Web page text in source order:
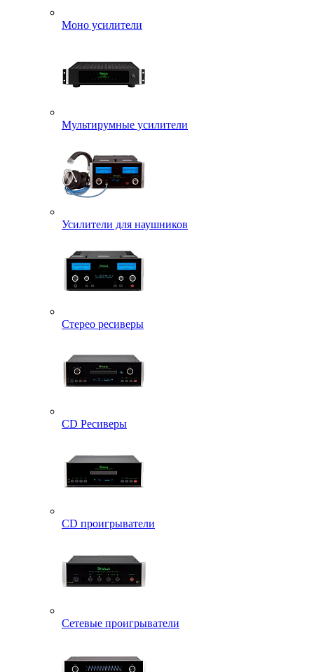
Моно усилители
Мультирумные усилители
Усилители для наушников
Стерео ресиверы
CD Ресиверы
CD проигрыватели
Сетевые проигрыватели